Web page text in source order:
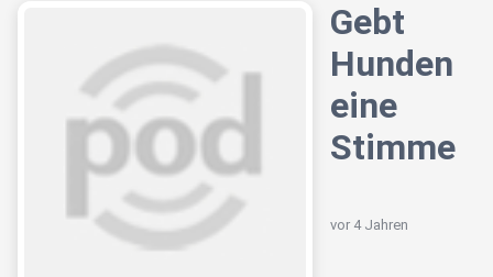
Gebt
Hunden
eine
Stimme
vor 4 Jahren